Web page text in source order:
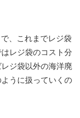
、これまでレジ袋
レジ袋のコスト分
ジ袋以外の海洋廃
うに扱っていくの